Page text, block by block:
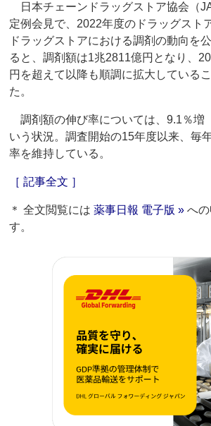
日本チェーンドラッグストア協会（
定例会見で、2022年度のドラッグスト
ドラッグストアにおける調剤の動向を
ると、調剤額は1兆2811億円となり、
円を超えて以降も順調に拡大している
た。
調剤額の伸び率については、9.1％増
いう状況。調査開始の15年度以来、毎
率を維持している。
［ 記事全文 ］
＊ 全文閲覧には薬事日報 電子版 » へ
す。